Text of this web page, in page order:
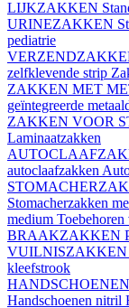
LIJKZAKKEN
URINEZAKKEN
pediatrie
zelfklevende strip
ZAKKEN MET
geïntegreerde
ZAKKEN VOOR
Laminaatzakken
autoclaafzakken
Stomacherzakken
medium Toebehoren
BRAAKZAKKEN
VUILNISZAKKEN
kleefstrook
HANDSCHOENEN
Handschoenen nitril